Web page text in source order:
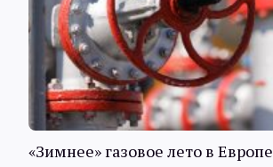
«Зимнее» газовое лето в Европе